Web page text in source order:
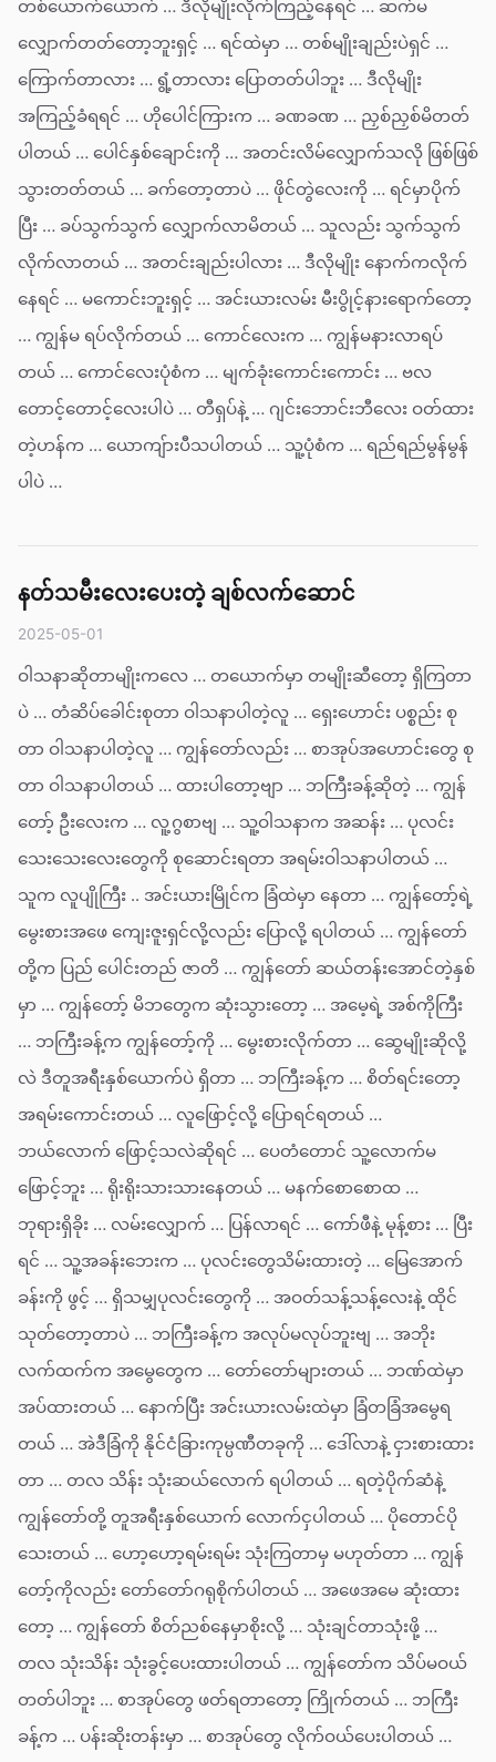
တစ်ယောက်ယောက် … ဒီလိုမျိုးလိုက်ကြည့်နေရင် … ဆက်မ
လျှောက်တတ်တော့ဘူးရှင့် … ရင်ထဲမှာ … တစ်မျိုးချည်းပဲရှင် …
ကြောက်တာလား … ရွံ့တာလား ပြောတတ်ပါဘူး … ဒီလိုမျိုး
အကြည့်ခံရရင် … ဟိုပေါင်ကြားက … ခဏခဏ … ညှစ်ညှစ်မိတတ်
ပါတယ် … ပေါင်နှစ်ချောင်းကို … အတင်းလိမ်လျှောက်သလို ဖြစ်ဖြစ်
သွားတတ်တယ် … ခက်တော့တာပဲ … ဖိုင်တွဲလေးကို … ရင်မှာပိုက်
ပြီး … ခပ်သွက်သွက် လျှောက်လာမိတယ် … သူလည်း သွက်သွက်
လိုက်လာတယ် … အတင်းချည်းပါလား … ဒီလိုမျိုး နောက်ကလိုက်
နေရင် … မကောင်းဘူးရှင့် … အင်းယားလမ်း မီးပွိုင့်နားရောက်တော့
… ကျွန်မ ရပ်လိုက်တယ် … ကောင်လေးက … ကျွန်မနားလာရပ်
တယ် … ကောင်လေးပုံစံက … မျက်ခုံးကောင်းကောင်း … ဗလ
တောင့်တောင့်လေးပါပဲ … တီရှပ်နဲ့ … ဂျင်းဘောင်းဘီလေး ဝတ်ထား
တဲ့ဟန်က … ယောကျ်ားပီသပါတယ် … သူ့ပုံစံက … ရည်ရည်မွန်မွန်
ပါပဲ …
နတ်သမီးလေးပေးတဲ့ ချစ်လက်ဆောင်
2025-05-01
ဝါသနာဆိုတာမျိုးကလေ … တယောက်မှာ တမျိုးဆီတော့ ရှိကြတာ
ပဲ … တံဆိပ်ခေါင်းစုတာ ဝါသနာပါတဲ့လူ … ရှေးဟောင်း ပစ္စည်း စု
တာ ဝါသနာပါတဲ့လူ … ကျွန်တော်လည်း … စာအုပ်အဟောင်းတွေ စု
တာ ဝါသနာပါတယ် … ထားပါတော့ဗျာ … ဘကြီးခန့်ဆိုတဲ့ … ကျွန်
တော့် ဦးလေးက … လူ့ဂွစာဗျ … သူ့ဝါသနာက အဆန်း … ပုလင်း
သေးသေးလေးတွေကို စုဆောင်းရတာ အရမ်းဝါသနာပါတယ် …
သူက လူပျိုကြီး .. အင်းယားမြိုင်က ခြံထဲမှာ နေတာ … ကျွန်တော့်ရဲ့
မွေးစားအဖေ ကျေးဇူးရှင်လို့လည်း ပြောလို့ ရပါတယ် … ကျွန်တော်
တို့က ပြည် ပေါင်းတည် ဇာတိ … ကျွန်တော် ဆယ်တန်းအောင်တဲ့နှစ်
မှာ … ကျွန်တော့် မိဘတွေက ဆုံးသွားတော့ … အမေ့ရဲ့ အစ်ကိုကြီး
… ဘကြီးခန့်က ကျွန်တော့်ကို … မွေးစားလိုက်တာ … ဆွေမျိုးဆိုလို့
လဲ ဒီတူအရီးနှစ်ယောက်ပဲ ရှိတာ … ဘကြီးခန့်က … စိတ်ရင်းတော့
အရမ်းကောင်းတယ် … လူဖြောင့်လို့ ပြောရင်ရတယ် …
ဘယ်လောက် ဖြောင့်သလဲဆိုရင် … ပေတံတောင် သူ့လောက်မ
ဖြောင့်ဘူး … ရိုးရိုးသားသားနေတယ် … မနက်စောစောထ …
ဘုရားရှိခိုး … လမ်းလျှောက် … ပြန်လာရင် … ကော်ဖီနဲ့ မုန့်စား … ပြီး
ရင် … သူ့အခန်းဘေးက … ပုလင်းတွေသိမ်းထားတဲ့ … မြေအောက်
ခန်းကို ဖွင့် … ရှိသမျှပုလင်းတွေကို … အဝတ်သန့်သန့်လေးနဲ့ ထိုင်
သုတ်တော့တာပဲ … ဘကြီးခန့်က အလုပ်မလုပ်ဘူးဗျ … အဘိုး
လက်ထက်က အမွေတွေက … တော်တော်များတယ် … ဘဏ်ထဲမှာ
အပ်ထားတယ် … နောက်ပြီး အင်းယားလမ်းထဲမှာ ခြံတခြံအမွေရ
တယ် … အဲဒီခြံကို နိုင်ငံခြားကုမ္ပဏီတခုကို … ဒေါ်လာနဲ့ ငှားစားထား
တာ … တလ သိန်း သုံးဆယ်လောက် ရပါတယ် … ရတဲ့ပိုက်ဆံနဲ့
ကျွန်တော်တို့ တူအရီးနှစ်ယောက် လောက်ငှပါတယ် … ပိုတောင်ပို
သေးတယ် … ဟော့ဟော့ရမ်းရမ်း သုံးကြတာမှ မဟုတ်တာ … ကျွန်
တော့်ကိုလည်း တော်တော်ဂရုစိုက်ပါတယ် … အဖေအမေ ဆုံးထား
တော့ … ကျွန်တော် စိတ်ညစ်နေမှာစိုးလို့ … သုံးချင်တာသုံးဖို့ …
တလ သုံးသိန်း သုံးခွင့်ပေးထားပါတယ် … ကျွန်တော်က သိပ်မဝယ်
တတ်ပါဘူး … စာအုပ်တွေ ဖတ်ရတာတော့ ကြိုက်တယ် … ဘကြီး
ခန့်က … ပန်းဆိုးတန်းမှာ … စာအုပ်တွေ လိုက်ဝယ်ပေးပါတယ် …